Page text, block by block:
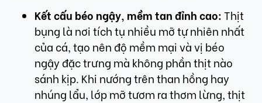
Kết cấu béo ngậy, mềm tan đỉnh cao:Thịt
bụng là nơi tích tụ nhiều mỡ tự nhiên nhất
của cá, tạo nên độ mềm mại và vị béo
ngậy đặc trưng mà không phần thịt nào
sánh kịp. Khi nướng trên than hồng hay
nhúng lẩu, lớp mỡ tươm ra thơm lừng, thịt